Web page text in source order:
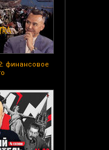
финансовое